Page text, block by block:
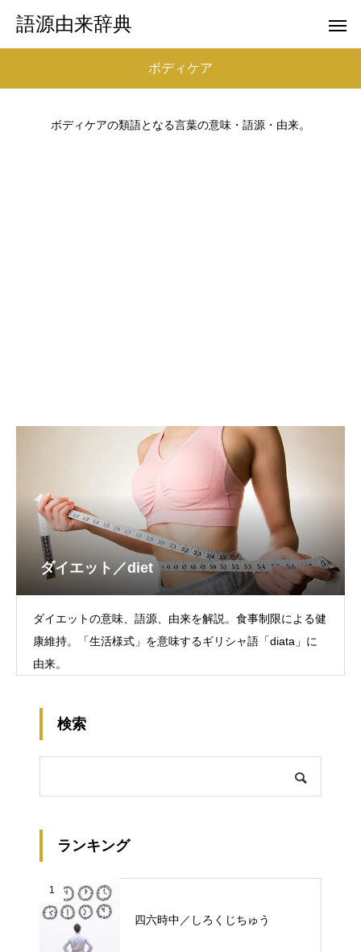
語源由来辞典
ボディケア
ボディケアの類語となる言葉の意味・語源・由来。
ダイエット／diet
ダイエットの意味、語源、由来を解説。食事制限による健
康維持。「生活様式」を意味するギリシャ語「diata」に
由来。
検索
ランキング
1
四六時中／しろくじちゅう